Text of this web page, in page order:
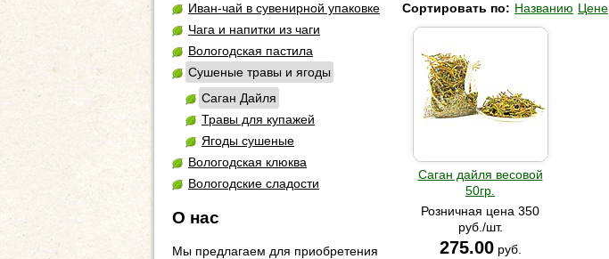
Иван-чай в сувенирной упаковке
Чага и напитки из чаги
Вологодская пастила
Сушеные травы и ягоды
Саган Дайля
Травы для купажей
Ягоды сушеные
Вологодская клюква
Вологодские сладости
О нас
Мы предлагаем для приобретения
Сортировать по: Названию Цене
Саган дайля весовой
50гр.
Розничная цена 350
руб./шт.
275.00 руб.